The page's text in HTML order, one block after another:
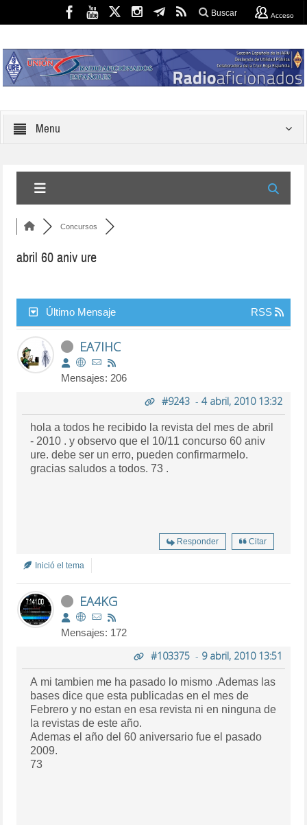
Buscar Acceso
Menu
Concursos
abril 60 aniv ure
Último Mensaje RSS
EA7IHC
Mensajes: 206
#9243- 4 abril, 2010 13:32
hola a todos he recibido la revista del mes de abril
- 2010 . y observo que el 10/11 concurso 60 aniv
ure. debe ser un erro, pueden confirmarmelo.
gracias saludos a todos. 73 .
Responder Citar
Inició el tema
EA4KG
Mensajes: 172
#103375- 9 abril, 2010 13:51
A mi tambien me ha pasado lo mismo .Ademas las
bases dice que esta publicadas en el mes de
Febrero y no estan en esa revista ni en ninguna de
la revistas de este año.
Ademas el año del 60 aniversario fue el pasado
2009.
73